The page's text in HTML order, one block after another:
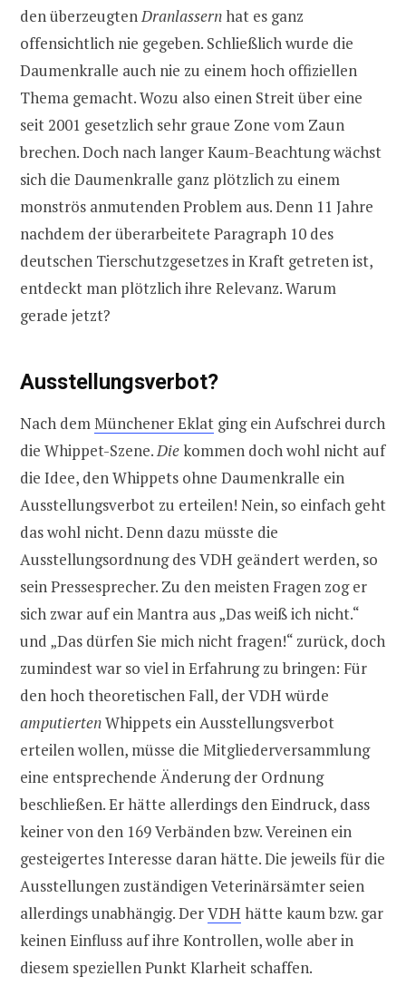
den überzeugtenDranlassernhat es ganz
offensichtlich nie gegeben. Schließlich wurde die
Daumenkralle auch nie zu einem hoch offiziellen
Thema gemacht. Wozu also einen Streit über eine
seit 2001 gesetzlich sehr graue Zone vom Zaun
brechen. Doch nach langer Kaum-Beachtung wächst
sich die Daumenkralle ganz plötzlich zu einem
monströs anmutenden Problem aus. Denn 11 Jahre
nachdem der überarbeitete Paragraph 10 des
deutschen Tierschutzgesetzes in Kraft getreten ist,
entdeckt man plötzlich ihre Relevanz. Warum
gerade jetzt?
Ausstellungsverbot?
Nach demMünchener Eklat ging ein Aufschrei durch
die Whippet-Szene.Diekommen doch wohl nicht auf
die Idee, den Whippets ohne Daumenkralle ein
Ausstellungsverbot zu erteilen! Nein, so einfach geht
das wohl nicht. Denn dazu müsste die
Ausstellungsordnung des VDH geändert werden, so
sein Pressesprecher. Zu den meisten Fragen zog er
sich zwar auf ein Mantra aus „Das weiß ich nicht.“
und „Das dürfen Sie mich nicht fragen!“ zurück, doch
zumindest war so viel in Erfahrung zu bringen: Für
den hoch theoretischen Fall, der VDH würde
amputiertenWhippets ein Ausstellungsverbot
erteilen wollen, müsse die Mitgliederversammlung
eine entsprechende Änderung der Ordnung
beschließen. Er hätte allerdings den Eindruck, dass
keiner von den 169 Verbänden bzw. Vereinen ein
gesteigertes Interesse daran hätte. Die jeweils für die
Ausstellungen zuständigen Veterinärsämter seien
allerdings unabhängig. DerVDH hätte kaum bzw. gar
keinen Einfluss auf ihre Kontrollen, wolle aber in
diesem speziellen Punkt Klarheit schaffen.